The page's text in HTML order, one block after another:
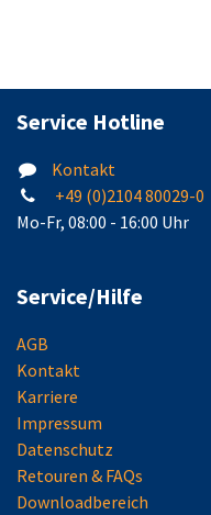
Service Hotline
Kontakt
+49 (0)2104 80029-0
Mo-Fr, 08:00 - 16:00 Uhr
Service/Hilfe
AGB
Kontakt
Karriere
Impressum
Datenschutz
Retouren & FAQs
Downloadbereich